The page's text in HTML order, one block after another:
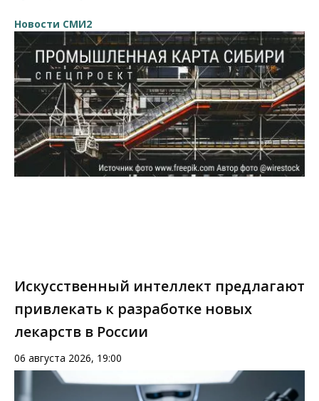
Новости СМИ2
Искусственный интеллект предлагают
привлекать к разработке новых
лекарств в России
06 августа 2026, 19:00